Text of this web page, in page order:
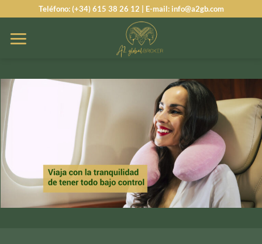
contenido
Teléfono: (+34) 615 38 26 12 | E-mail: info@a2gb.com